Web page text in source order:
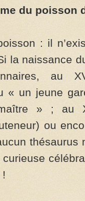
du poisson
: il
la naissance
au
« un jeune
» ; au
ou
thésaurus